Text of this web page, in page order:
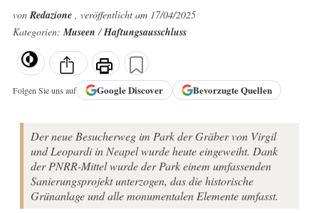
vonRedazione , veröffentlicht am 17/04/2025
Kategorien:Museen/Haftungsausschluss
Folgen Sie uns auf GoogleDiscover Bevorzugte Quellen
Der neue Besucherweg im Park der Gräber von Virgil
und Leopardi in Neapel wurde heute eingeweiht. Dank
der PNRR-Mittel wurde der Park einem umfassenden
Sanierungsprojekt unterzogen, das die historische
Grünanlage und alle monumentalen Elemente umfasst.